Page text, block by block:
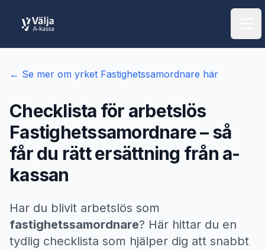
← Se mer om yrket Fastighetssamordnare här
Checklista för arbetslös
Fastighetssamordnare– så
får du rätt ersättning från a-
kassan
Har du blivit arbetslös som
fastighetssamordnare? Här hittar du en
tydlig checklista som hjälper dig att snabbt